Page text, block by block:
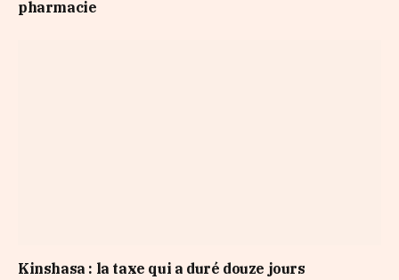
pharmacie
Kinshasa : la taxe qui a duré douze jours